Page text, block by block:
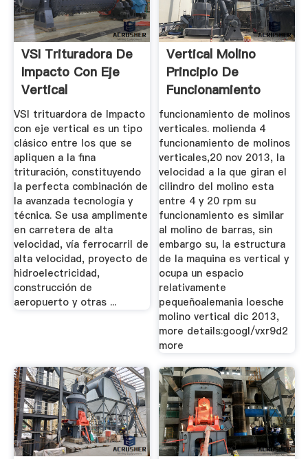
VSI Trituradora De
Impacto Con Eje
Vertical
VSI trituardora de Impacto
con eje vertical es un tipo
clásico entre los que se
apliquen a la fina
trituración, constituyendo
la perfecta combinación de
la avanzada tecnología y
técnica. Se usa amplimente
en carretera de alta
velocidad, vía ferrocarril de
alta velocidad, proyecto de
hidroelectricidad,
construcción de
aeropuerto y otras ...
Vertical Molino
Principio De
Funcionamiento
funcionamiento de molinos
verticales. molienda 4
funcionamiento de molinos
verticales,20 nov 2013, la
velocidad a la que giran el
cilindro del molino esta
entre 4 y 20 rpm su
funcionamiento es similar
al molino de barras, sin
embargo su, la estructura
de la maquina es vertical y
ocupa un espacio
relativamente
pequeñoalemania loesche
molino vertical dic 2013,
more details:googl/vxr9d2
more